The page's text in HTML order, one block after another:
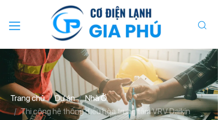
Trang chủ Dự án
Nhà Ở
Thi công hệ thống điều hòa trung tâm VRV Daikin